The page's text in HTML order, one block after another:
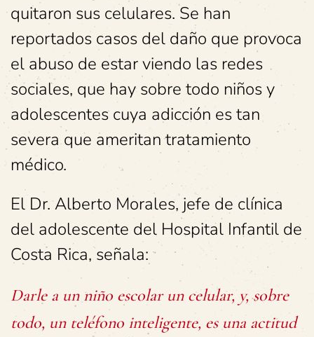
quitaron sus celulares. Se han
reportados casos del daño que provoca
el abuso de estar viendo las redes
sociales, que hay sobre todo niños y
adolescentes cuya adicción es tan
severa que ameritan tratamiento
médico.
El Dr. Alberto Morales, jefe de clínica
del adolescente del Hospital Infantil de
Costa Rica, señala:
Darle a un niño escolar un celular, y, sobre
todo, un teléfono inteligente, es una actitud